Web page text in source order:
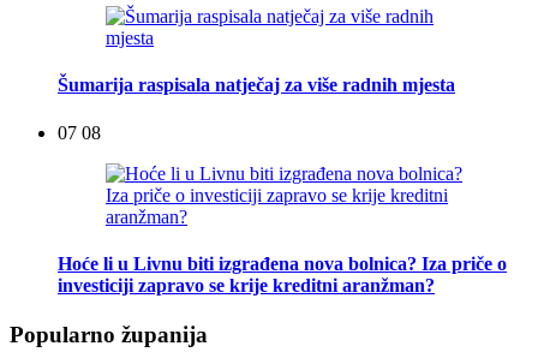
Šumarija raspisala natječaj za više radnih mjesta
07 08
Hoće li u Livnu biti izgrađena nova bolnica? Iza priče o
investiciji zapravo se krije kreditni aranžman?
Popularno županija